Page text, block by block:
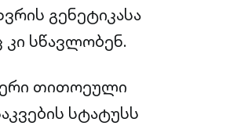
გენეტიკასა
კი სწავლობენ.
თითოეული
სტატუსს